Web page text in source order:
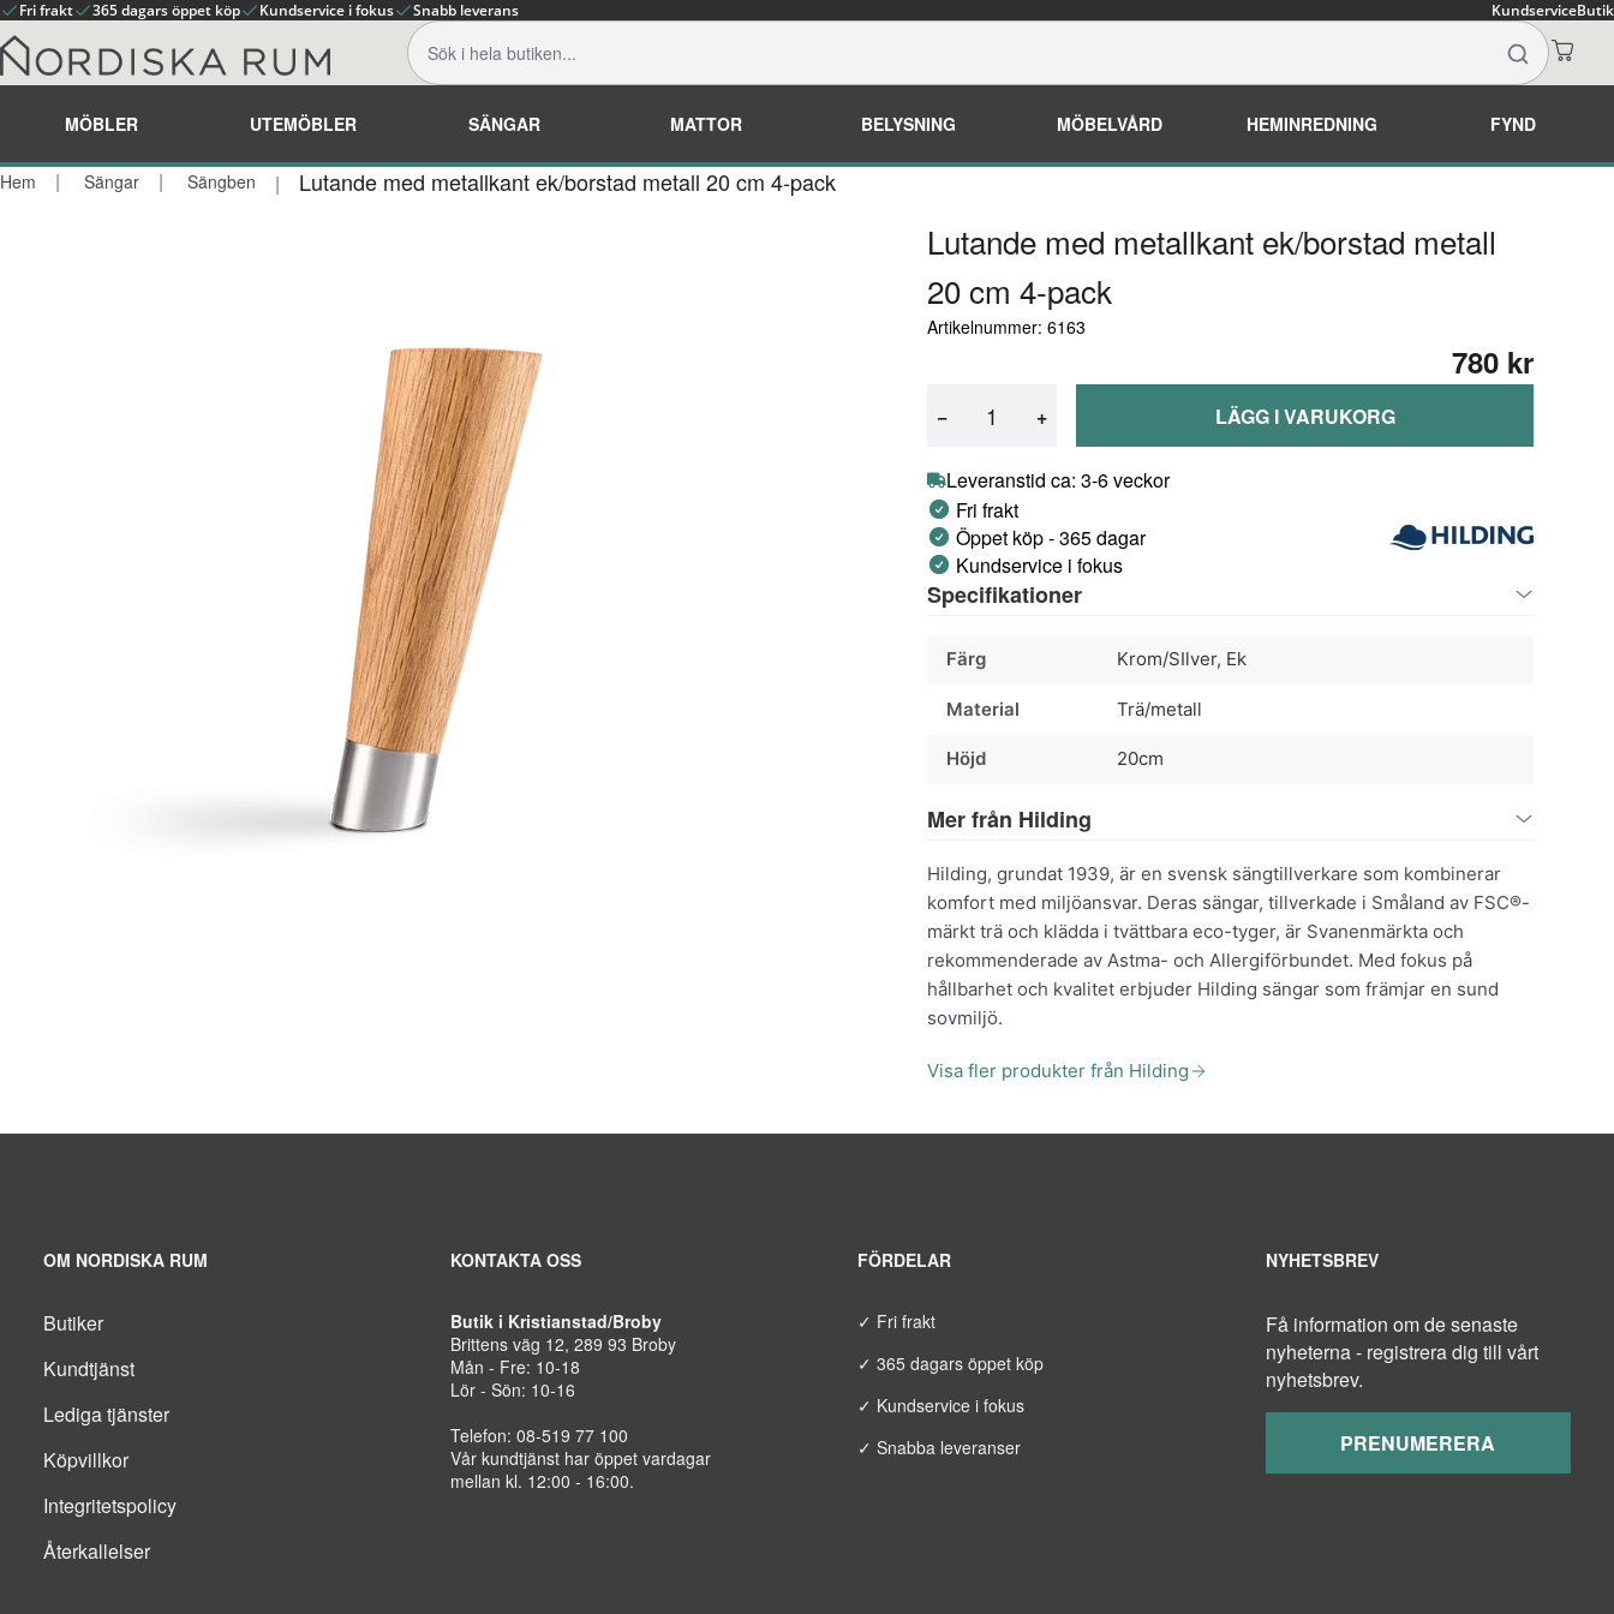
Fri frakt 365 dagars öppet köp Kundservice i fokus Snabb leverans KundserviceButik
MÖBLER UTEMÖBLER SÄNGAR MATTOR BELYSNING MÖBELVÅRD HEMINREDNING FYND
Hem Sängar Sängben Lutande med metallkant ek/borstad metall 20 cm 4-pack
Lutande med metallkant ek/borstad metall
20 cm 4-pack
Artikelnummer: 6163
780 kr
− + LÄGG I VARUKORG
Leveranstid ca: 3-6 veckor
Fri frakt
Öppet köp - 365 dagar
Kundservice i fokus
Specifikationer
Färg Krom/SIlver, Ek
Material Trä/metall
Höjd 20cm
Mer från Hilding
Hilding, grundat 1939, är en svensk sängtillverkare som kombinerar
komfort med miljöansvar. Deras sängar, tillverkade i Småland av FSC®-
märkt trä och klädda i tvättbara eco-tyger, är Svanenmärkta och
rekommenderade av Astma- och Allergiförbundet. Med fokus på
hållbarhet och kvalitet erbjuder Hilding sängar som främjar en sund
sovmiljö.
Visa fler produkter från Hilding
OM NORDISKA RUM
Butiker
Kundtjänst
Lediga tjänster
Köpvillkor
Integritetspolicy
Återkallelser
KONTAKTA OSS
Butik i Kristianstad/Broby
Brittens väg 12, 289 93 Broby
Mån - Fre: 10-18
Lör - Sön: 10-16
Telefon: 08-519 77 100
Vår kundtjänst har öppet vardagar
mellan kl. 12:00 - 16:00.
FÖRDELAR
✓ Fri frakt
✓ 365 dagars öppet köp
✓ Kundservice i fokus
✓ Snabba leveranser
NYHETSBREV
Få information om de senaste
nyheterna - registrera dig till vårt
nyhetsbrev.
PRENUMERERA